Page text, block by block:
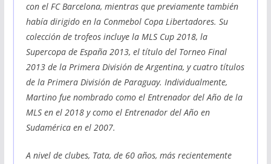
con el FC Barcelona, mientras que previamente también
había dirigido en la Conmebol Copa Libertadores. Su
colección de trofeos incluye la MLS Cup 2018, la
Supercopa de España 2013, el título del Torneo Final
2013 de la Primera División de Argentina, y cuatro títulos
de la Primera División de Paraguay. Individualmente,
Martino fue nombrado como el Entrenador del Año de la
MLS en el 2018 y como el Entrenador del Año en
Sudamérica en el 2007.
A nivel de clubes, Tata, de 60 años, más recientemente